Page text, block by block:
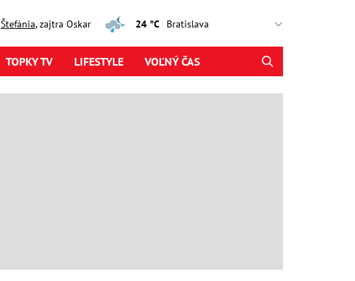
Štefánia, zajtra Oskar 24 °C
TOPKY TV LIFESTYLE VOĽNÝ ČAS